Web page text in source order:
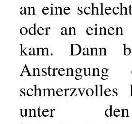
an eine
oder an einen
kam. Dann
unter den